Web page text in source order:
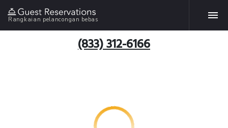
Rangkaian pelancongan bebas
(833) 312-6166